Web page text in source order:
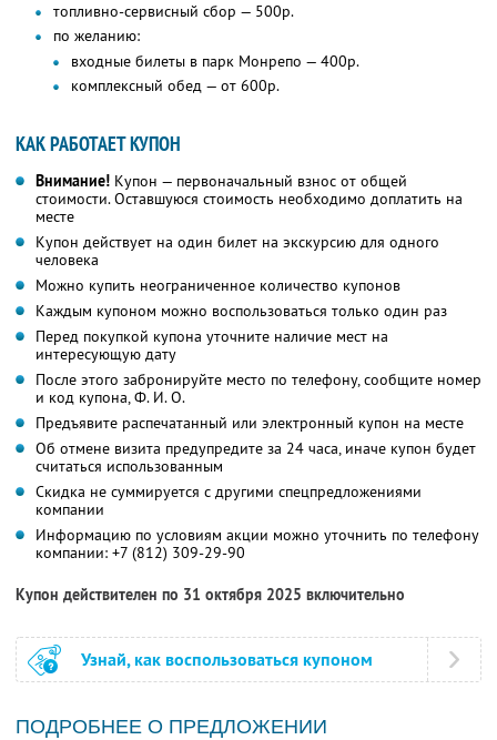
топливно-сервисный сбор — 500р.
по желанию:
входные билеты в парк Монрепо — 400р.
комплексный обед — от 600р.
КАК РАБОТАЕТ КУПОН
Внимание! Купон — первоначальный взнос от общей
стоимости. Оставшуюся стоимость необходимо доплатить на
месте
Купон действует на один билет на экскурсию для одного
человека
Можно купить неограниченное количество купонов
Каждым купоном можно воспользоваться только один раз
Перед покупкой купона уточните наличие мест на
интересующую дату
После этого забронируйте место по телефону, сообщите номер
и код купона,Ф. И. О.
Предъявите распечатанный или электронный купон на месте
Об отмене визита предупредите за 24 часа, иначе купон будет
считаться использованным
Скидка не суммируется с другими спецпредложениями
компании
Информацию по условиям акции можно уточнить по телефону
компании: +7 (812) 309-29-90
Купон действителен по 31 октября 2025 включительно
Узнай, как воспользоваться купоном
ПОДРОБНЕЕ О ПРЕДЛОЖЕНИИ